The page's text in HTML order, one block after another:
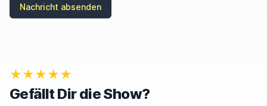
Nachricht absenden
★★★★★
Gefällt Dir die Show?